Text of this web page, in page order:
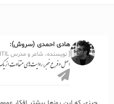
هادی احمدی (سروش):
[ نویسنده، شاعر و مدرس ITIL ]
اصل و فرع خبر، روایت‌های متفاوت از